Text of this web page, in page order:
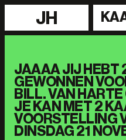
JH
JAAAA JIJ HEBT
GEWONNEN
BILL. VAN
JE KAN MET 2
VOORSTELLING
DINSDAG 21